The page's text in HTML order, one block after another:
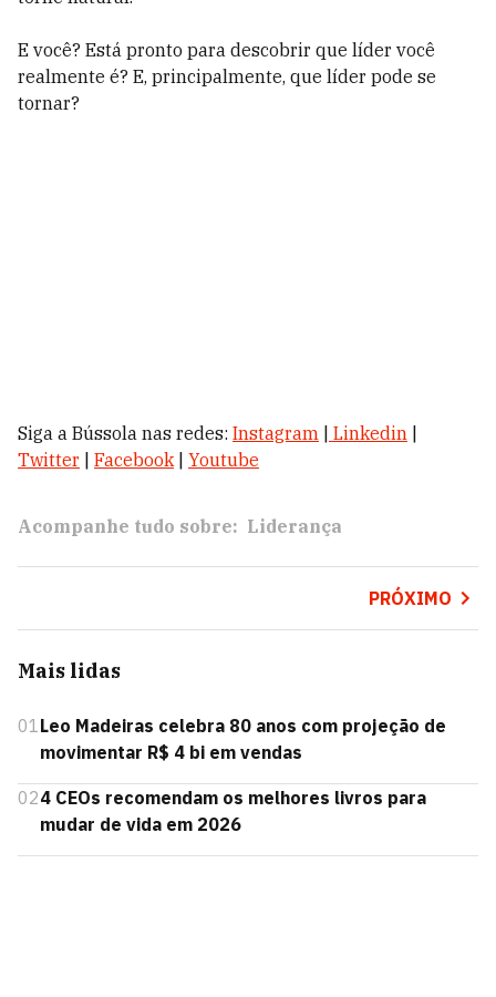
E você? Está pronto para descobrir que líder você
realmente é? E, principalmente, que líder pode se
tornar?
Siga a Bússola nas redes: Instagram Linkedin
Twitter
Facebook| Youtube
Acompanhe tudo sobre: Liderança
PRÓXIMO
Mais lidas
01Leo Madeiras celebra 80 anos com projeção de
movimentar R$ 4 bi em vendas
024 CEOs recomendam os melhores livros para
mudar de vida em 2026